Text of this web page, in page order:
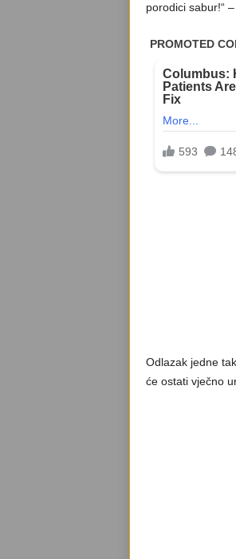
porodici sabur!“
Odlazak jedne
će ostati vječno